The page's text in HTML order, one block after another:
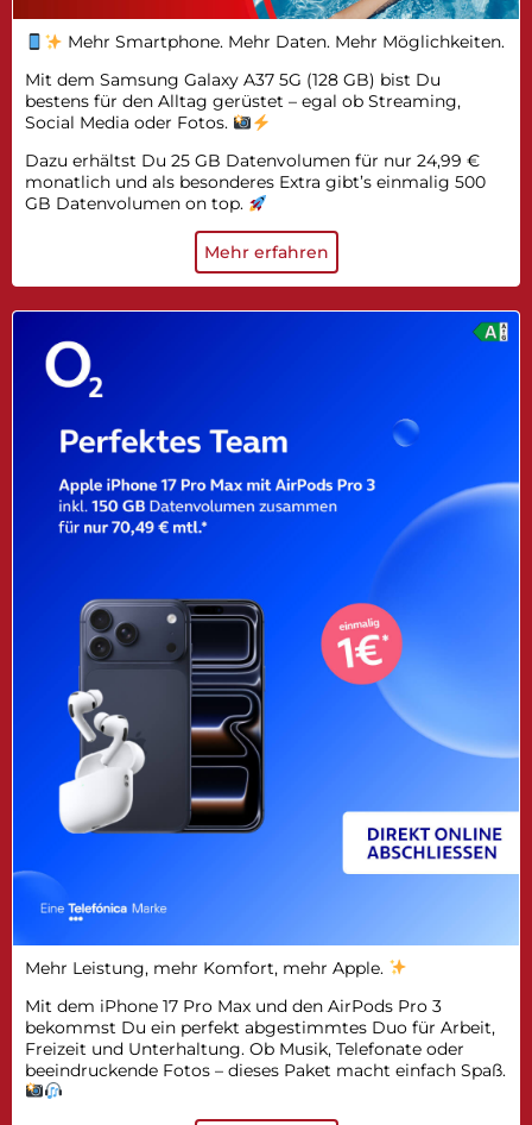
Mehr Smartphone. Mehr Daten. Mehr Möglichkeiten.
Mit dem Samsung Galaxy A37 5G (128 GB) bist Du
bestens für den Alltag gerüstet – egal ob Streaming,
Social Media oder Fotos.
Dazu erhältst Du 25 GB Datenvolumen für nur 24,99 €
monatlich und als besonderes Extra gibt’s einmalig 500
GB Datenvolumen on top.
Mehr erfahren
Mehr Leistung, mehr Komfort, mehr Apple.
Mit dem iPhone 17 Pro Max und den AirPods Pro 3
bekommst Du ein perfekt abgestimmtes Duo für Arbeit,
Freizeit und Unterhaltung. Ob Musik, Telefonate oder
beeindruckende Fotos – dieses Paket macht einfach Spaß.